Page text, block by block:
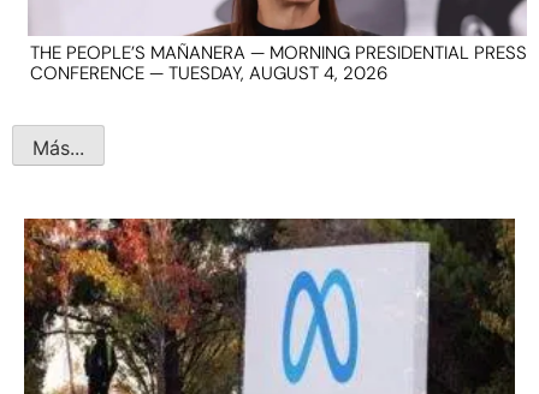
THE PEOPLE’S MAÑANERA — MORNING PRESIDENTIAL PRESS
CONFERENCE — TUESDAY, AUGUST 4, 2026
Más...